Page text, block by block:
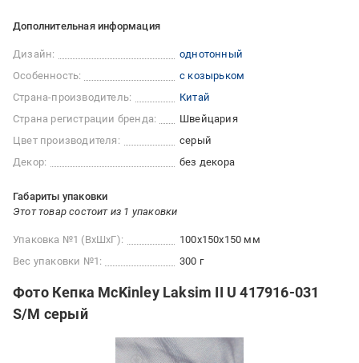
Дополнительная информация
Дизайн:
однотонный
Особенность:
с козырьком
Страна-производитель:
Китай
Страна регистрации бренда:
Швейцария
Цвет производителя:
серый
Декор:
без декора
Габариты упаковки
Этот товар состоит из 1 упаковки
Упаковка №1 (ВхШхГ):
100x150x150 мм
Вес упаковки №1:
300 г
Фото Кепка McKinley Laksim II U 417916-031
S/M серый